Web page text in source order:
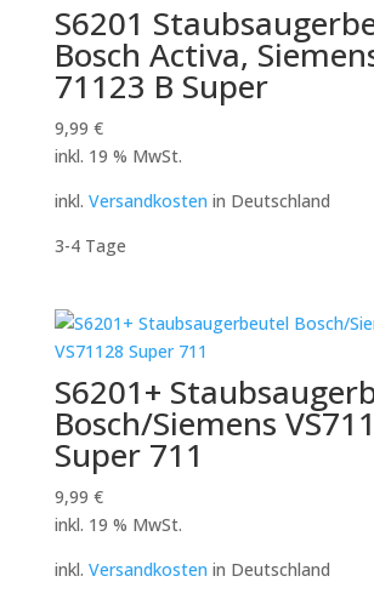
S6201
Bosch Activa,
71123 B Super
9,99 €
inkl. 19 % MwSt.
inkl. Versandkosten in Deutschland
3-4 Tage
S6201+
Bosch/Siemens
Super 711
9,99 €
inkl. 19 % MwSt.
inkl. Versandkosten in Deutschland